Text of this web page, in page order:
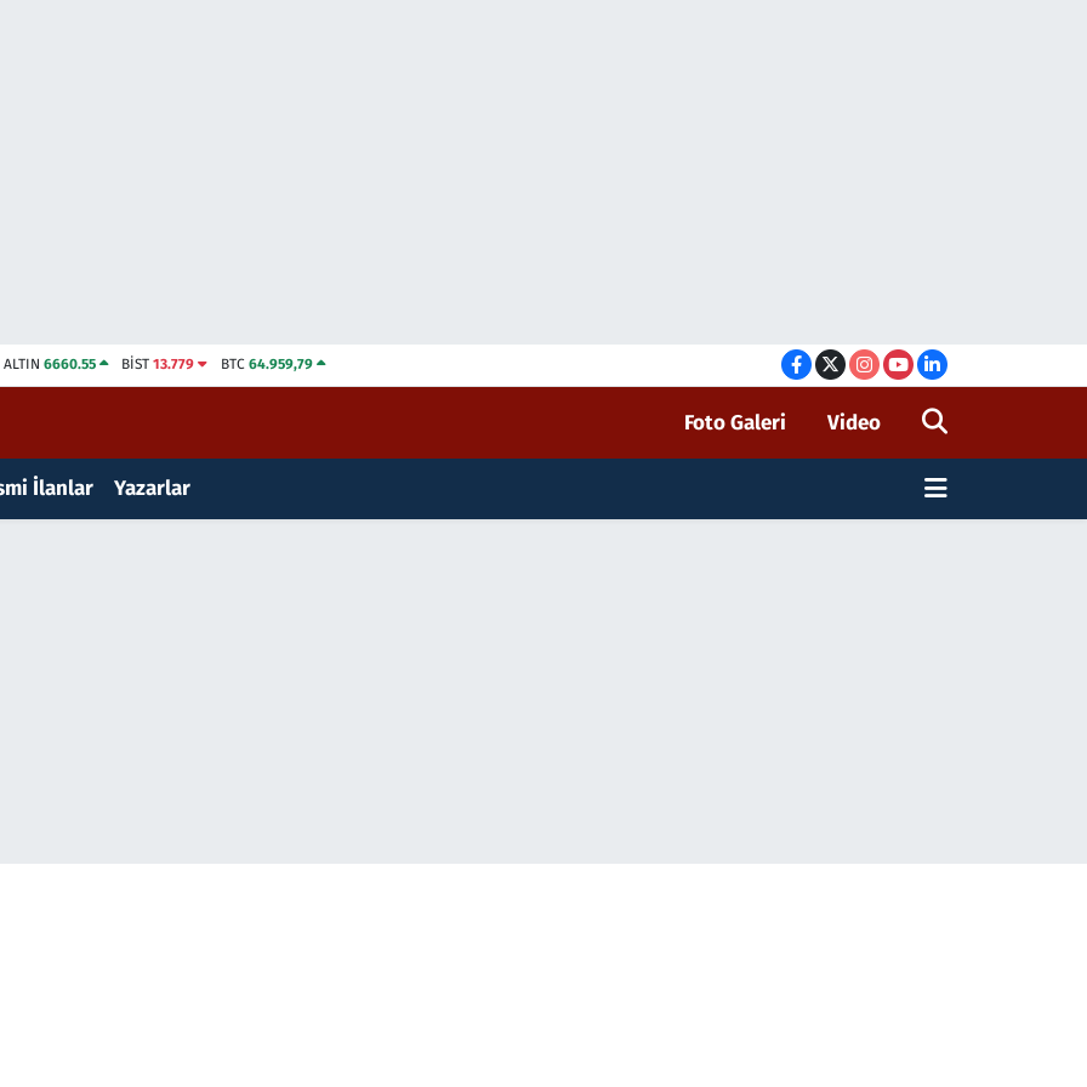
ALTIN 6660.55 BİST13.779 BTC 64.959,79
Foto Galeri Video
İlanlar Yazarlar